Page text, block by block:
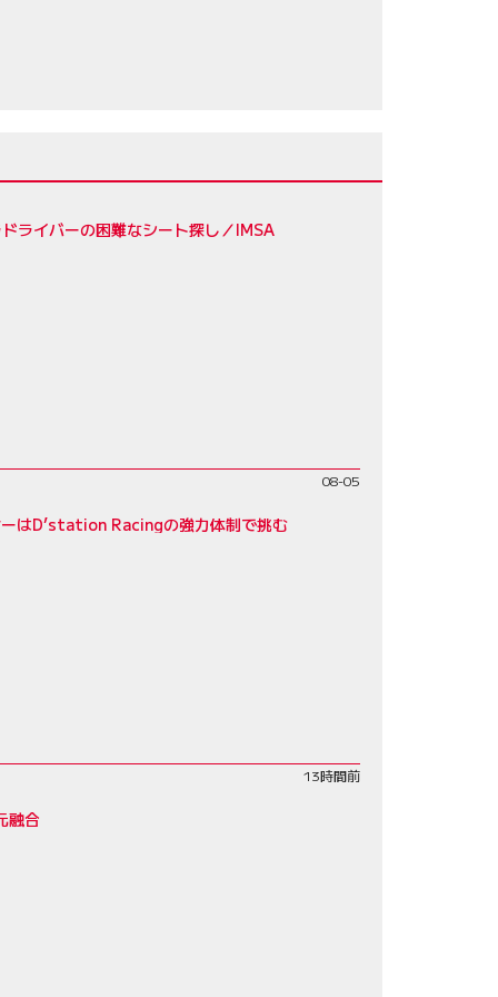
ライバーの困難なシート探し／IMSA
08-05
はD’station Racingの強力体制で挑む
13時間前
融合